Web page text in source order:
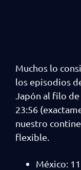
Muchos lo
los episodios
Japón al filo de
23:56
nuestro
flexible.
México: